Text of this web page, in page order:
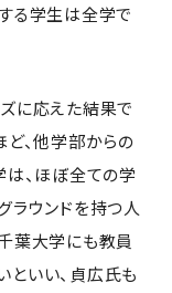
る学生は全学で
に応えた結果で
ど、他学部からの
は、ほぼ全ての学
ラウンドを持つ人
葉大学にも教員
いい、貞広氏も